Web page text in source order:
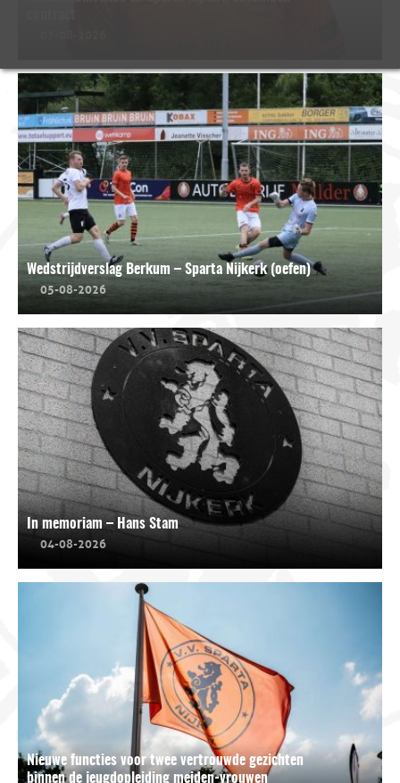
Wedstrijdverslag Berkum – Sparta Nijkerk (oefen)
05-08-2026
In memoriam – Hans Stam
04-08-2026
Nieuwe functies voor twee vertrouwde gezichten
binnen de jeugdopleiding meiden-vrouwen